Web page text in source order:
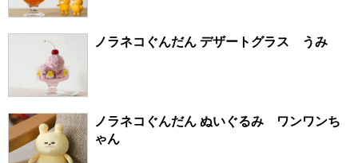
ノラネコぐんだん デザートグラス うみ
ノラネコぐんだん ぬいぐるみ ワンワンち
ゃん